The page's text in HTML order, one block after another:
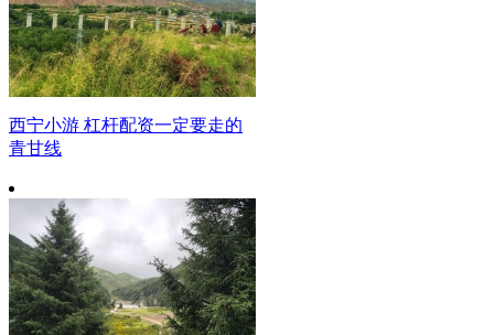
西宁小游 杠杆配资一定要走的
青甘线